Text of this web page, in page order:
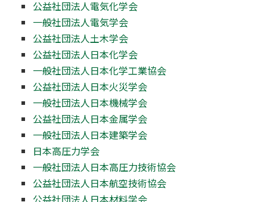
公益社団法人電気化学会
一般社団法人電気学会
公益社団法人土木学会
公益社団法人日本化学会
一般社団法人日本化学工業協会
公益社団法人日本火災学会
一般社団法人日本機械学会
公益社団法人日本金属学会
一般社団法人日本建築学会
日本高圧力学会
一般社団法人日本高圧力技術協会
公益社団法人日本航空技術協会
公益社団法人日本材料学会